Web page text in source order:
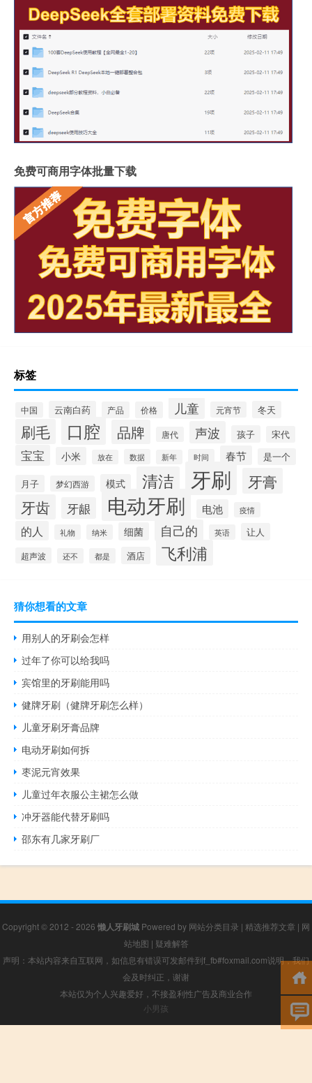
免费可商用字体批量下载
标签
中国 云南白药 产品 价格 儿童 元宵节 冬天
刷毛 口腔 品牌 唐代 声波 孩子 宋代
宝宝 小米 放在 数据 新年 时间 春节 是一个
月子 梦幻西游 模式 清洁 牙刷 牙膏
牙齿 牙龈 电动牙刷 电池 疫情
的人 礼物 纳米 细菌 自己的 英语 让人
超声波 还不 都是 酒店 飞利浦
猜你想看的文章
用别人的牙刷会怎样
过年了你可以给我吗
宾馆里的牙刷能用吗
健牌牙刷（健牌牙刷怎么样）
儿童牙刷牙膏品牌
电动牙刷如何拆
枣泥元宵效果
儿童过年衣服公主裙怎么做
冲牙器能代替牙刷吗
邵东有几家牙刷厂
Copyright © 2012 - 2026 懒人牙刷城 Powered by 网站分类目录 | 精选推荐文章 | 网
站地图 | 疑难解答
声明：本站内容来自互联网，如信息有错误可发邮件到f_fb#foxmail.com说明，我们
会及时纠正，谢谢
本站仅为个人兴趣爱好，不接盈利性广告及商业合作
小男孩